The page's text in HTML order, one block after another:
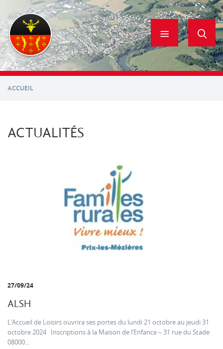
contenu
principal
ACCUEIL
ACTUALITÉS
27/09/24
ALSH
L’Accueil de Loisirs ouvrira ses portes du lundi 21 octobre au jeudi 31
octobre 2024 Inscriptions à la Maison de l’Enfance – 31 rue du Stade
08000...